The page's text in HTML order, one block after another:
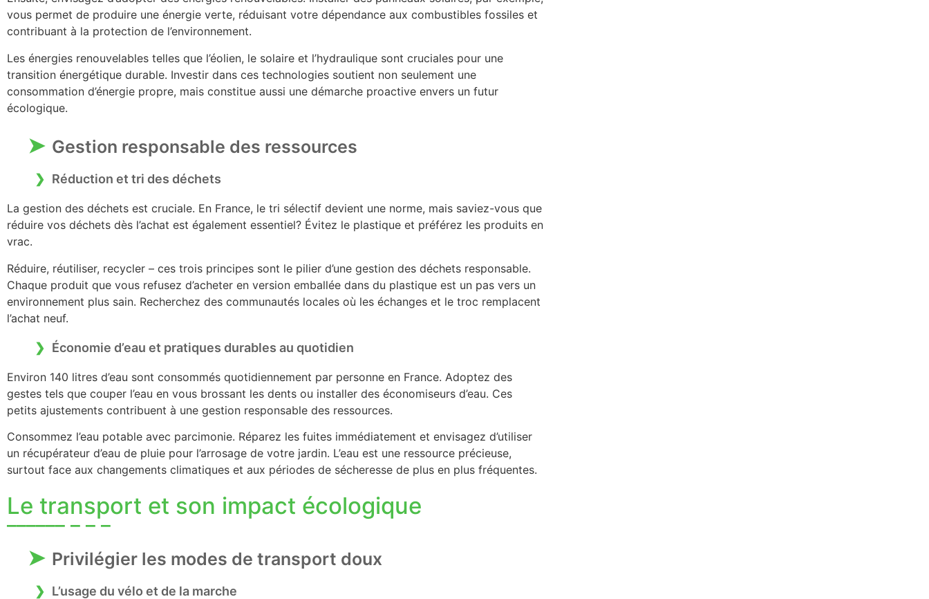
vous permet de produire une énergie verte, réduisant votre dépendance aux combustibles fossiles et
contribuant à la protection de l’environnement.
Les énergies renouvelables telles que l’éolien, le solaire et l’hydraulique sont cruciales pour une
transition énergétique durable. Investir dans ces technologies soutient non seulement une
consommation d’énergie propre, mais constitue aussi une démarche proactive envers un futur
écologique.
Gestion responsable des ressources
Réduction et tri des déchets
La gestion des déchets est cruciale. En France, le tri sélectif devient une norme, mais saviez-vous que
réduire vos déchets dès l’achat est également essentiel? Évitez le plastique et préférez les produits en
vrac.
Réduire, réutiliser, recycler – ces trois principes sont le pilier d’une gestion des déchets responsable.
Chaque produit que vous refusez d’acheter en version emballée dans du plastique est un pas vers un
environnement plus sain. Recherchez des communautés locales où les échanges et le troc remplacent
l’achat neuf.
Économie d’eau et pratiques durables au quotidien
Environ 140 litres d’eau sont consommés quotidiennement par personne en France. Adoptez des
gestes tels que couper l’eau en vous brossant les dents ou installer des économiseurs d’eau. Ces
petits ajustements contribuent à une gestion responsable des ressources.
Consommez l’eau potable avec parcimonie. Réparez les fuites immédiatement et envisagez d’utiliser
un récupérateur d’eau de pluie pour l’arrosage de votre jardin. L’eau est une ressource précieuse,
surtout face aux changements climatiques et aux périodes de sécheresse de plus en plus fréquentes.
Le transport et son impact écologique
Privilégier les modes de transport doux
L’usage du vélo et de la marche